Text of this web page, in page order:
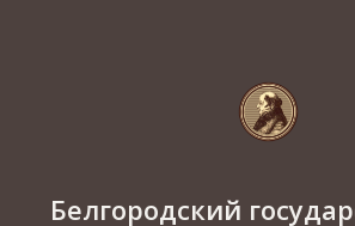
Белгородский